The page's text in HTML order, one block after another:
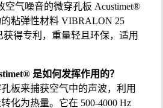
空气噪音的微穿孔板 Acustimet®
粘弹性材料 VIBRALON 25
获得专利，重量轻且环保，适用
是如何发挥作用的？
板来捕获空气中的声波，利用
化为热量。它在 500-4000 Hz